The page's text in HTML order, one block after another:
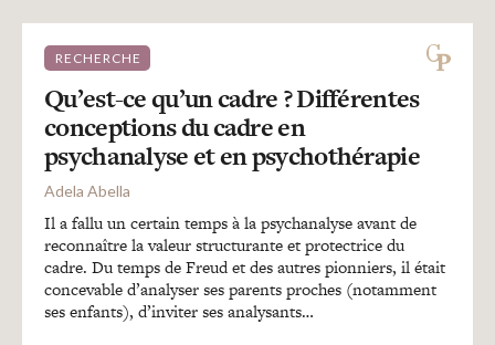
Blocs-notes
Recherches
Entretiens
Revues
RECHERCHE
Qu’est-ce qu’un cadre ? Différentes
conceptions du cadre en
psychanalyse et en psychothérapie
Adela Abella
Il a fallu un certain temps à la psychanalyse avant de
reconnaître la valeur structurante et protectrice du
cadre. Du temps de Freud et des autres pionniers, il était
concevable d’analyser ses parents proches (notamment
ses enfants), d’inviter ses analysants…